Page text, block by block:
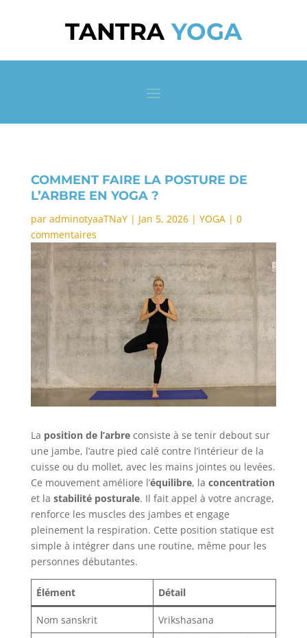
TANTRAYOGA
COMMENT FAIRE LA POSTURE DE
L’ARBRE EN YOGA ?
par adminotyaaTNaY| Jan 5, 2026| YOGA| 0
commentaires
La position de l’arbreconsiste à se tenir debout sur
une jambe, l’autre pied calé contre l’intérieur de la
cuisse ou du mollet, avec les mains jointes ou levées.
Ce mouvement améliore l’équilibre, la concentration
et la stabilité posturale. Il fait appel à votre ancrage,
renforce les muscles des jambes et engage
pleinement la respiration. Cette position statique est
simple à intégrer dans une routine, même pour les
personnes débutantes.
Élément Détail
Nom sanskrit Vrikshasana